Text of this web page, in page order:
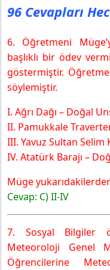
96 Cevapları
6. Öğretmeni
başlıklı bir ödev
göstermiştir.
söylemiştir.
I. Ağrı Dağı – Doğal
II. Pamukkale
III. Yavuz Sultan
IV. Atatürk Barajı –
Müge
Cevap: C) II-IV
7. Sosyal Bilgiler
Meteoroloji Genel
Öğrencilerine